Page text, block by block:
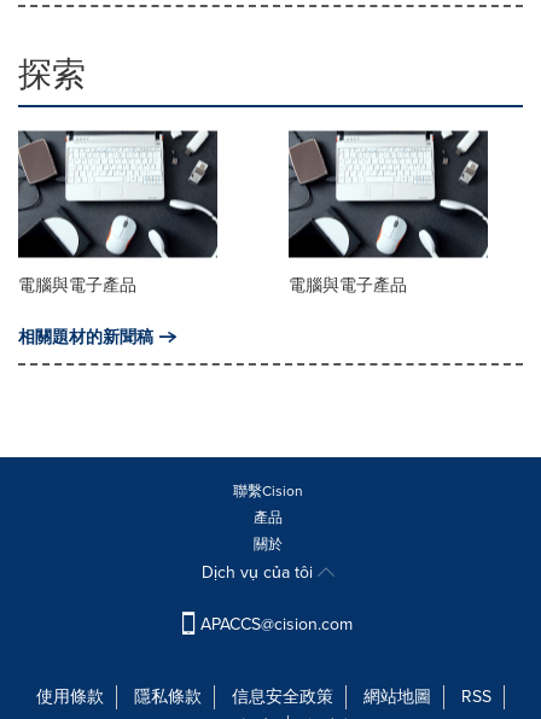
探索
電腦與電子產品 電腦與電子產品
相關題材的新聞稿
聯繫Cision
產品
關於
Dịch vụ của tôi
APACCS@cision.com
使用條款 隱私條款 信息安全政策 網站地圖
RSS